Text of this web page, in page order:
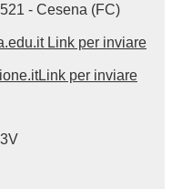
- Cesena (FC)
Link per inviare
Link per inviare